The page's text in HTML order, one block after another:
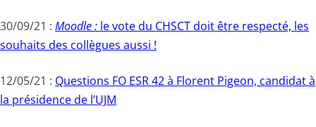
30/09/21 : Moodle : le vote du CHSCT doit être respecté, les
souhaits des collègues aussi !
12/05/21 : Questions FO ESR 42 à Florent Pigeon, candidat à
la présidence de l’UJM